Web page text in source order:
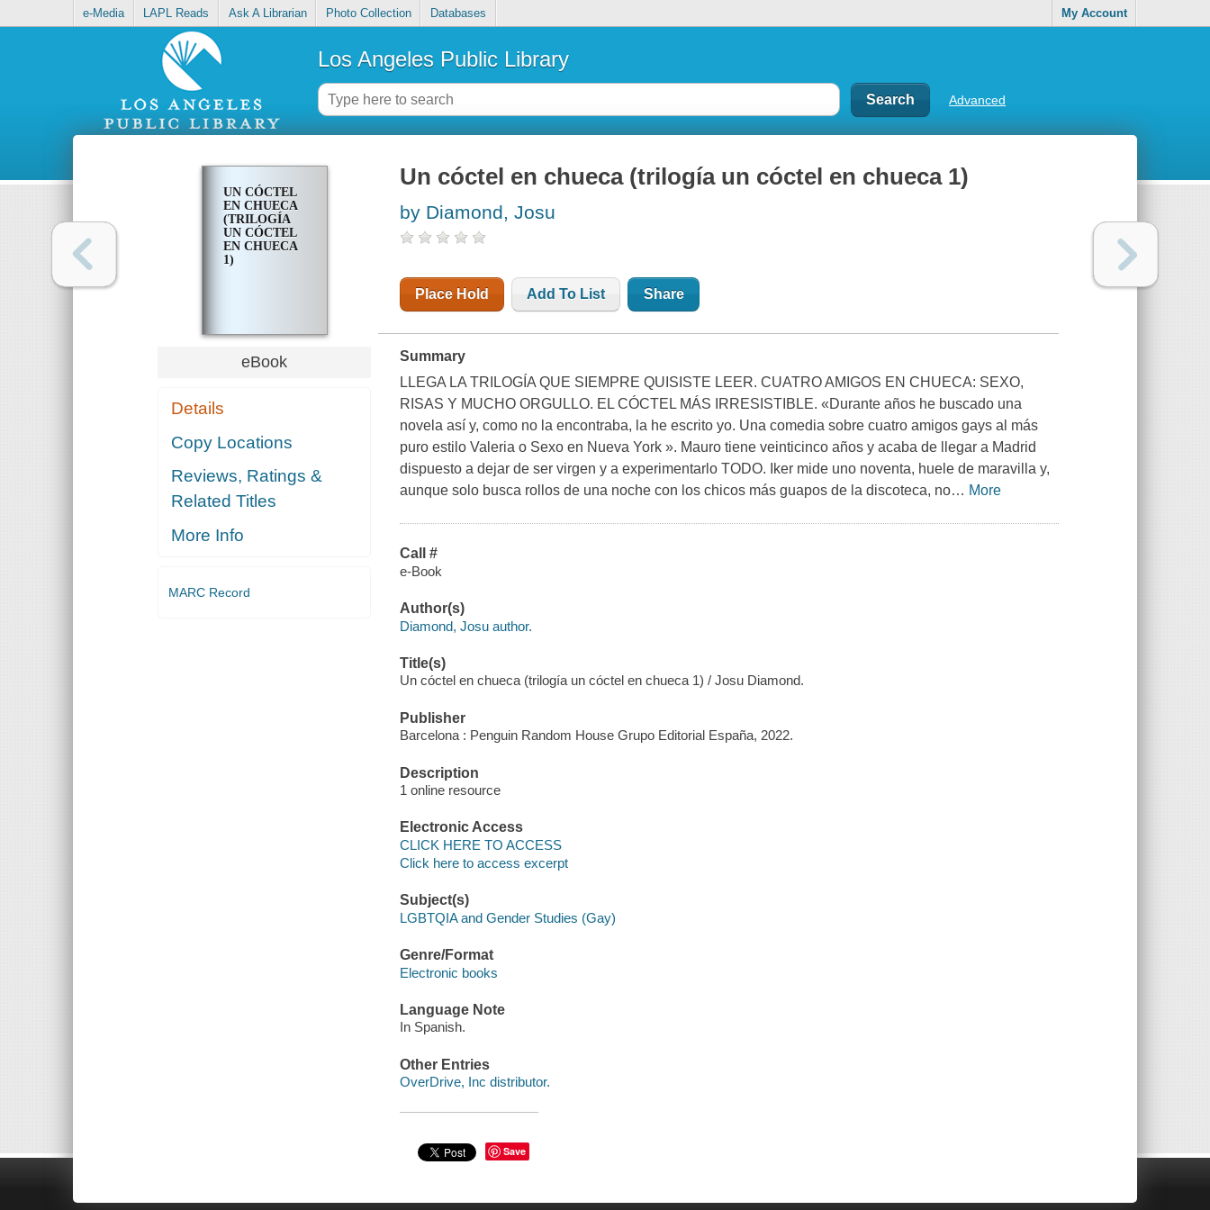
e-Media LAPL Reads Ask A Librarian Photo Collection Databases My Account
Los Angeles Public Library
Advanced
UN CÓCTEL
EN CHUECA
(TRILOGÍA
UN CÓCTEL
EN CHUECA
1)
eBook
Details
Copy Locations
Reviews, Ratings &
Related Titles
More Info
MARC Record
Un cóctel en chueca (trilogía un cóctel en chueca 1)
by Diamond, Josu
Place Hold Add To List Share
Summary
LLEGA LA TRILOGÍA QUE SIEMPRE QUISISTE LEER. CUATRO AMIGOS EN CHUECA: SEXO,
RISAS Y MUCHO ORGULLO. EL CÓCTEL MÁS IRRESISTIBLE. «Durante años he buscado una
novela así y, como no la encontraba, la he escrito yo. Una comedia sobre cuatro amigos gays al más
puro estilo Valeria o Sexo en Nueva York ». Mauro tiene veinticinco años y acaba de llegar a Madrid
dispuesto a dejar de ser virgen y a experimentarlo TODO. Iker mide uno noventa, huele de maravilla y,
aunque solo busca rollos de una noche con los chicos más guapos de la discoteca, no… More
Call #
e-Book
Author(s)
Diamond, Josu author.
Title(s)
Un cóctel en chueca (trilogía un cóctel en chueca 1) / Josu Diamond.
Publisher
Barcelona : Penguin Random House Grupo Editorial España, 2022.
Description
1 online resource
Electronic Access
CLICK HERE TO ACCESS
Click here to access excerpt
Subject(s)
LGBTQIA and Gender Studies (Gay)
Genre/Format
Electronic books
Language Note
In Spanish.
Other Entries
OverDrive, Inc distributor.
Save